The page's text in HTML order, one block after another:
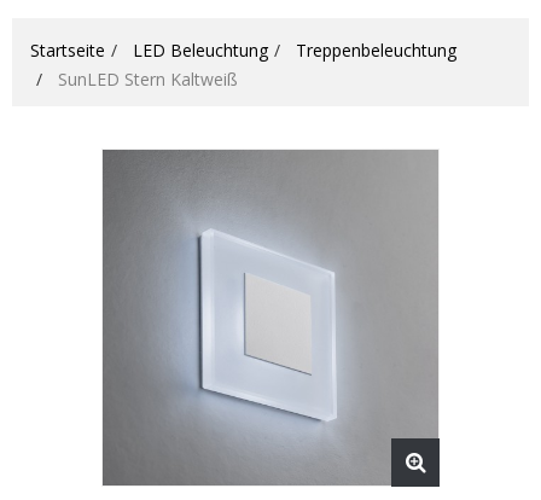
Startseite LED Beleuchtung
Treppenbeleuchtung
SunLED Stern Kaltweiß